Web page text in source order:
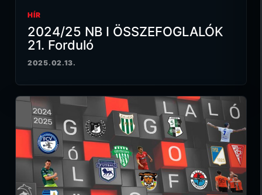
HÍR
2024/25 NB I ÖSSZEFOGLALÓK
21. Forduló
2025.02.13.